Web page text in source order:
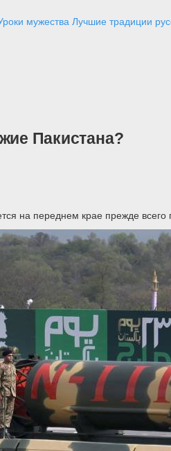
мужества Лучшие традиции
Пакистана?
на переднем крае прежде всего